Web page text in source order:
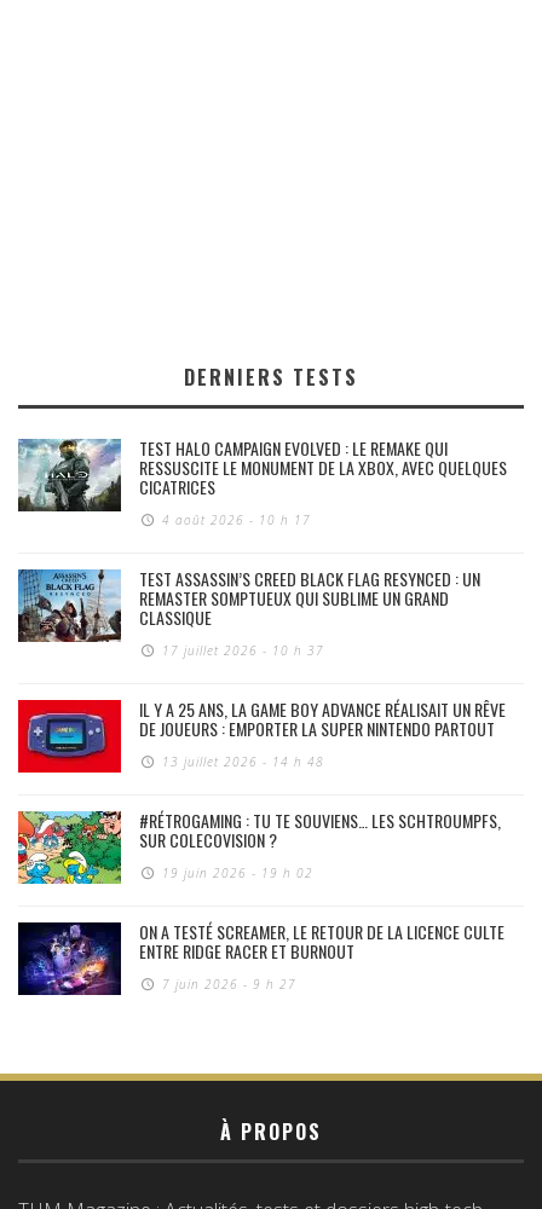
DERNIERS TESTS
TEST HALO CAMPAIGN EVOLVED : LE REMAKE QUI
RESSUSCITE LE MONUMENT DE LA XBOX, AVEC QUELQUES
CICATRICES
4 août 2026 - 10 h 17
TEST ASSASSIN’S CREED BLACK FLAG RESYNCED : UN
REMASTER SOMPTUEUX QUI SUBLIME UN GRAND
CLASSIQUE
17 juillet 2026 - 10 h 37
IL Y A 25 ANS, LA GAME BOY ADVANCE RÉALISAIT UN RÊVE
DE JOUEURS : EMPORTER LA SUPER NINTENDO PARTOUT
13 juillet 2026 - 14 h 48
#RÉTROGAMING : TU TE SOUVIENS… LES SCHTROUMPFS,
SUR COLECOVISION ?
19 juin 2026 - 19 h 02
ON A TESTÉ SCREAMER, LE RETOUR DE LA LICENCE CULTE
ENTRE RIDGE RACER ET BURNOUT
7 juin 2026 - 9 h 27
À PROPOS